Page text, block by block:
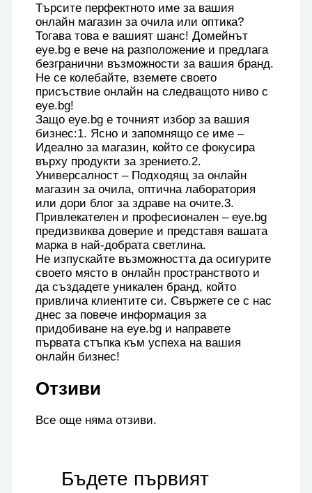
Търсите перфектното име за вашия
онлайн магазин за очила или оптика?
Тогава това е вашият шанс! Домейнът
eye.bg е вече на разположение и предлага
безгранични възможности за вашия бранд.
Не се колебайте, вземете своето
присъствие онлайн на следващото ниво с
eye.bg!
Защо eye.bg е точният избор за вашия
бизнес:1️. Ясно и запомнящо се име –
Идеално за магазин, който се фокусира
върху продукти за зрението.2️.
Универсалност – Подходящ за онлайн
магазин за очила, оптична лаборатория
или дори блог за здраве на очите.3️.
Привлекателен и професионален – eye.bg
предизвиква доверие и представя вашата
марка в най-добрата светлина.
Не изпускайте възможността да осигурите
своето място в онлайн пространството и
да създадете уникален бранд, който
привлича клиентите си. Свържете се с нас
днес за повече информация за
придобиване на eye.bg и направете
първата стъпка към успеха на вашия
онлайн бизнес!
Отзиви
Все още няма отзиви.
Бъдете първият